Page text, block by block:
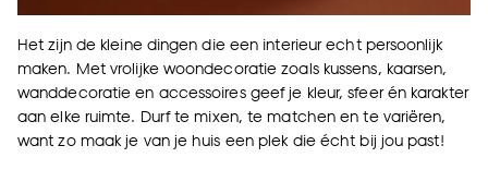
Het zijn de kleine dingen die een interieur echt persoonlijk
maken. Met vrolijke woondecoratie zoals kussens, kaarsen,
wanddecoratie en accessoires geef je kleur, sfeer én karakter
aan elke ruimte. Durf te mixen, te matchen en te variëren,
want zo maak je van je huis een plek die écht bij jou past!